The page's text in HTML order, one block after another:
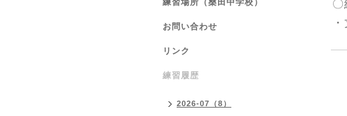
〇
練習場所（桑田中学校）
お問い合わせ
リンク
練習履歴
2026-07（8）